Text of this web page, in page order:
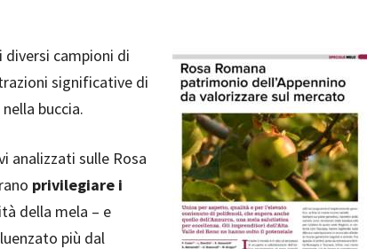
diversi campioni di
significative di
buccia.
analizzati sulle Rosa
privilegiare i
della mela – e
più dal